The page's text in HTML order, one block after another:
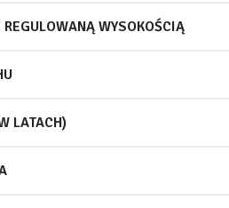
WYSOKOŚCIĄ
LATACH)